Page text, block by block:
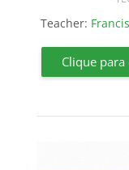
Teacher:
Clique